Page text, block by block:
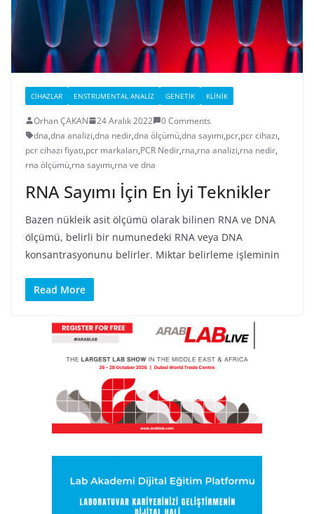
CIHAZLAR ENSTRUMENTAL ANALIZ GENETIK KLINIK
Orhan ÇAKAN 24 Aralık 2022
0 Comments
dna,dna analizi,dna nedir,dna ölçümü,dna sayımı,pcr,pcr cihazı,
pcr cihazı fiyatı,pcr markaları,PCR Nedir,rna,rna analizi,rna nedir,
rna ölçümü,rna sayımı,rna ve dna
RNA Sayımı İçin En İyi Teknikler
Bazen nükleik asit ölçümü olarak bilinen RNA ve DNA
ölçümü, belirli bir numunedeki RNA veya DNA
konsantrasyonunu belirler. Miktar belirleme işleminin
Read More